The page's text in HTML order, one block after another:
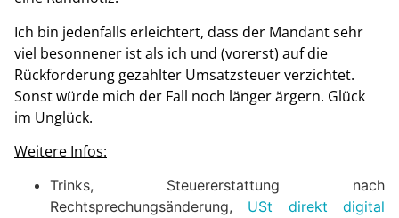
Ich bin jedenfalls erleichtert, dass der Mandant sehr
viel besonnener ist als ich und (vorerst) auf die
Rückforderung gezahlter Umsatzsteuer verzichtet.
Sonst würde mich der Fall noch länger ärgern. Glück
im Unglück.
Weitere Infos:
Trinks, Steuererstattung nach
Rechtsprechungsänderung, USt direkt digital